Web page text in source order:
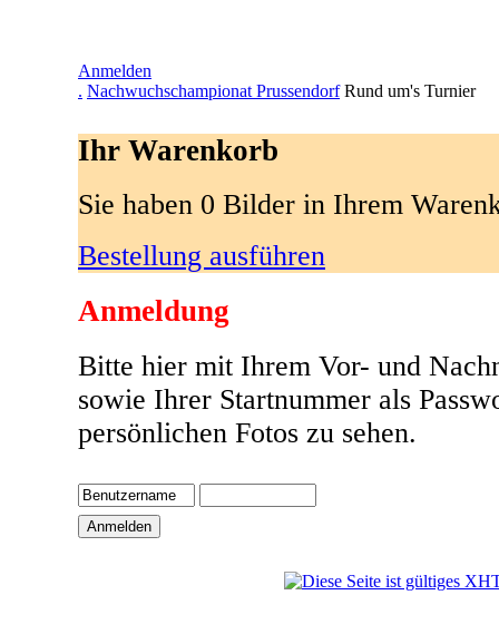
Anmelden
. Nachwuchschampionat Prussendorf Rund um's Turnier
Ihr Warenkorb
Sie haben 0 Bilder in Ihrem
Bestellung ausführen
Anmeldung
Bitte hier mit Ihrem Vor- und
sowie Ihrer Startnummer als
persönlichen Fotos zu sehen.